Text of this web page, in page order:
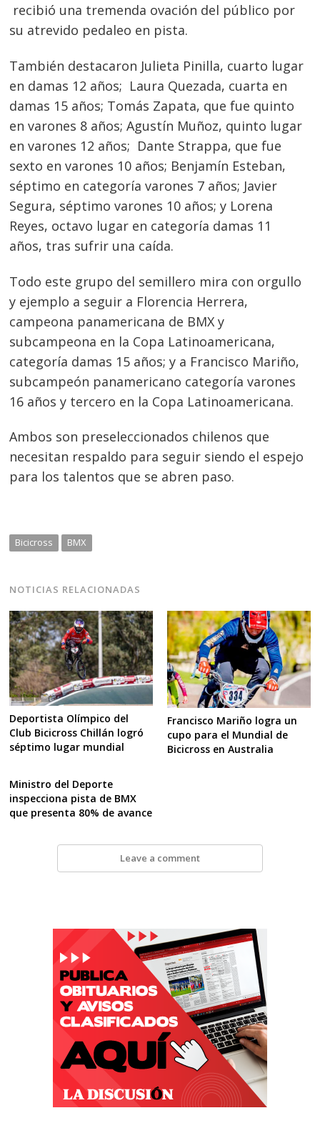
recibió una tremenda ovación del público por
su atrevido pedaleo en pista.
También destacaron Julieta Pinilla, cuarto lugar
en damas 12 años; Laura Quezada, cuarta en
damas 15 años; Tomás Zapata, que fue quinto
en varones 8 años; Agustín Muñoz, quinto lugar
en varones 12 años; Dante Strappa, que fue
sexto en varones 10 años; Benjamín Esteban,
séptimo en categoría varones 7 años; Javier
Segura, séptimo varones 10 años; y Lorena
Reyes, octavo lugar en categoría damas 11
años, tras sufrir una caída.
Todo este grupo del semillero mira con orgullo
y ejemplo a seguir a Florencia Herrera,
campeona panamericana de BMX y
subcampeona en la Copa Latinoamericana,
categoría damas 15 años; y a Francisco Mariño,
subcampeón panamericano categoría varones
16 años y tercero en la Copa Latinoamericana.
Ambos son preseleccionados chilenos que
necesitan respaldo para seguir siendo el espejo
para los talentos que se abren paso.
Bicicross BMX
NOTICIAS RELACIONADAS
Deportista Olímpico del
Club Bicicross Chillán logró
séptimo lugar mundial
Francisco Mariño logra un
cupo para el Mundial de
Bicicross en Australia
Ministro del Deporte
inspecciona pista de BMX
que presenta 80% de avance
Leave a comment
Navegación
entradas